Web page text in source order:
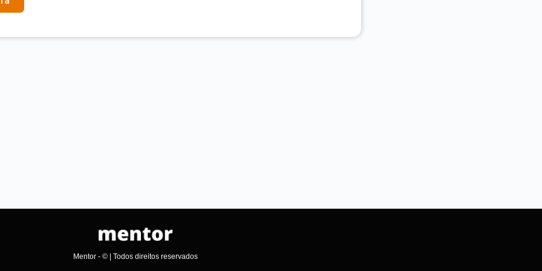
Mentor - © | Todos direitos reservados